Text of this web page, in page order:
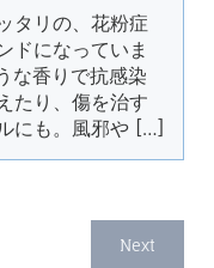
タリの、花粉症
ドになっていま
な香りで抗感染
たり、傷を治す
にも。風邪や […]
Next